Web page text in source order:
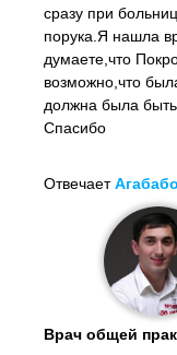
сразу при
порука.Я нашла
думаете,что
возможно,что
должна была
Спасибо
Отвечает
Врач общей